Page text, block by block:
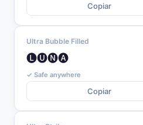
Copiar
Ultra Bubble Filled
🅛🅤🅝🅐
✓ Safe anywhere
Copiar